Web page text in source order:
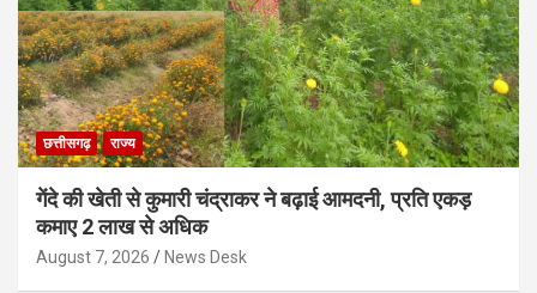
छत्तीसगढ़ राज्य
गेंदे की खेती से कुमारी चंद्राकर ने बढ़ाई आमदनी, प्रति एकड़
कमाए 2 लाख से अधिक
August 7, 2026 News Desk